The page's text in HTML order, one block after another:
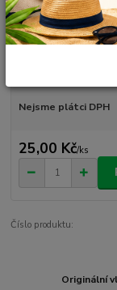
Obroušené, není
popis
Nejsme plátci DPH
25,00 Kč/ks
Číslo produktu:
Originální